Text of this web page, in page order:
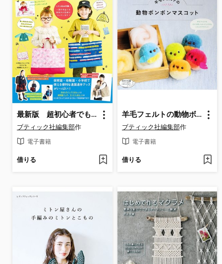
最新版 超初心者でも作れる!きほんの通園通学グッズ
ブティック社編集部作
電子書籍
借りる
羊毛フェルトの動物ボンボンマスコット
ブティック社編集部作
電子書籍
借りる